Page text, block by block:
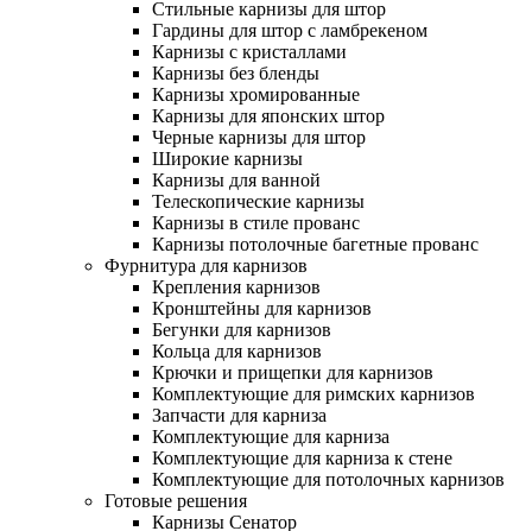
Стильные карнизы для штор
Гардины для штор с ламбрекеном
Карнизы с кристаллами
Карнизы без бленды
Карнизы хромированные
Карнизы для японских штор
Черные карнизы для штор
Широкие карнизы
Карнизы для ванной
Телескопические карнизы
Карнизы в стиле прованс
Карнизы потолочные багетные прованс
Фурнитура для карнизов
Крепления карнизов
Кронштейны для карнизов
Бегунки для карнизов
Кольца для карнизов
Крючки и прищепки для карнизов
Комплектующие для римских карнизов
Запчасти для карниза
Комплектующие для карниза
Комплектующие для карниза к стене
Комплектующие для потолочных карнизов
Готовые решения
Карнизы Сенатор